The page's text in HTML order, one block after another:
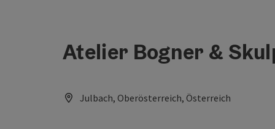
Atelier Bogner &
Julbach, Oberösterreich, Österreich